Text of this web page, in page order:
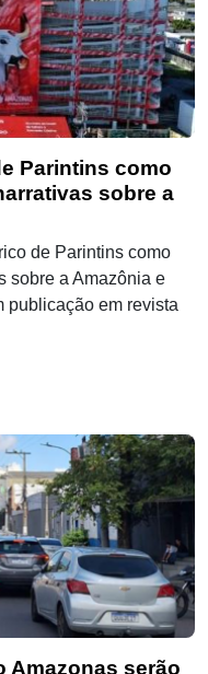
Parintins como
sobre a
de Parintins como
sobre a Amazônia e
publicação em revista
Amazonas serão